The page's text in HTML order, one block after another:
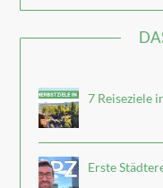
7 Reiseziele
Erste